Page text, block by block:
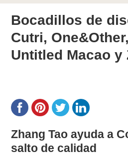
Bocadillos de
Cutri,
Untitled Macao y
Zhang­ Tao ayuda a
salto de calidad